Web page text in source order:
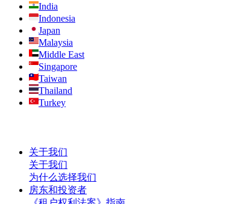
India
Indonesia
Japan
Malaysia
Middle East
Singapore
Taiwan
Thailand
Turkey
关于我们
关于我们
为什么选择我们
房东和投资者